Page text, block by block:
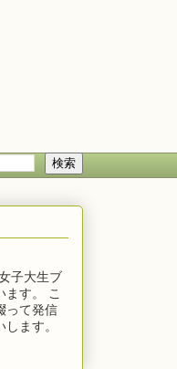
子大生ブ
ます。 こ
って発信
ます。